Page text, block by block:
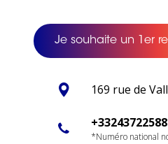
Je souhaite un 1er
169 rue de
*Numéro national